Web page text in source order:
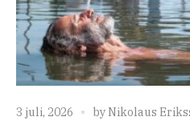
3 juli, 2026 byNikolaus